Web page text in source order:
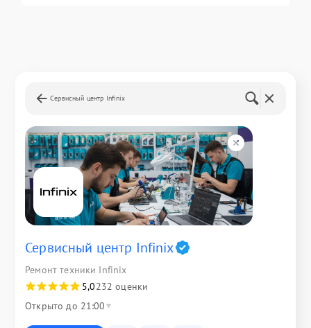
Сервисный центр Infinix
Сервисный центр Infinix
Ремонт техники Infinix
5,0232 оценки
Открыто до 21:00